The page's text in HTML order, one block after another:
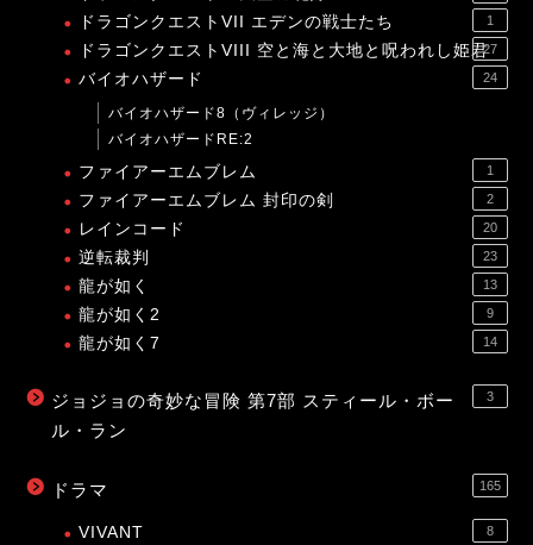
ドラゴンクエストVII エデンの戦士たち 1
ドラゴンクエストVIII 空と海と大地と呪われし姫君27
バイオハザード 24
バイオハザード8（ヴィレッジ）
バイオハザードRE:2
ファイアーエムブレム 1
ファイアーエムブレム 封印の剣 2
レインコード 20
逆転裁判 23
龍が如く 13
龍が如く2 9
龍が如く7 14
ジョジョの奇妙な冒険 第7部 スティール・ボー
ル・ラン
3
ドラマ 165
VIVANT 8